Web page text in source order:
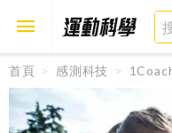
首頁 感測科技
取消